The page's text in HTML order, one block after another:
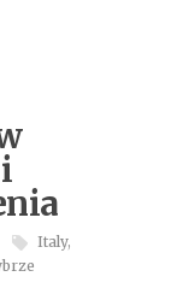
Italy,